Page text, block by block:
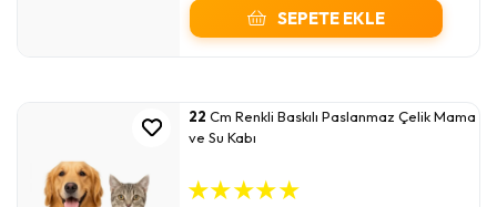
SEPETE EKLE
22 Cm Renkli Baskılı Paslanmaz Çelik Mama
ve Su Kabı
★★★★★